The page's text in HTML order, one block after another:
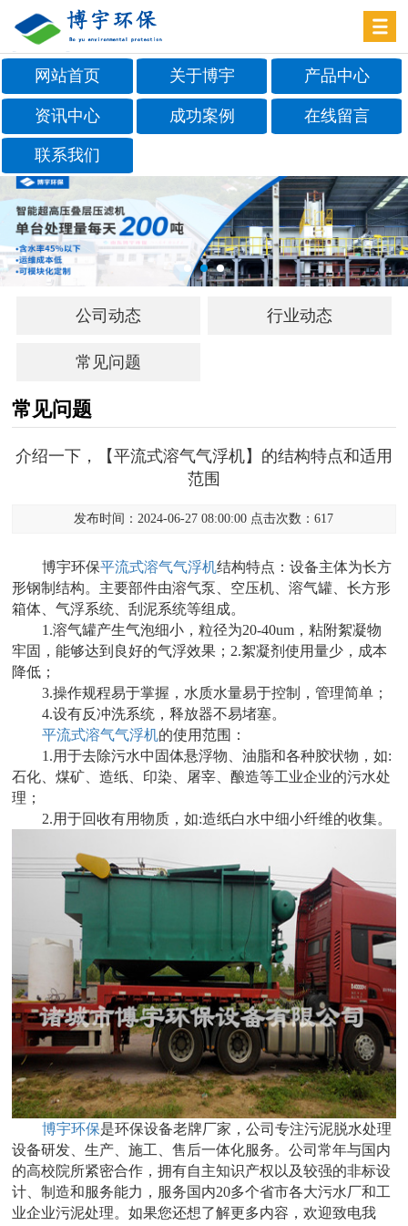
网站首页 关于博宇 产品中心
资讯中心 成功案例 在线留言
联系我们
公司动态 行业动态
常见问题
常见问题
介绍一下，【平流式溶气气浮机】的结构特点和适用
范围
发布时间：2024-06-27 08:00:00 点击次数：617
博宇环保平流式溶气气浮机结构特点：设备主体为长方
形钢制结构。主要部件由溶气泵、空压机、溶气罐、长方形
箱体、气浮系统、刮泥系统等组成。
1.溶气罐产生气泡细小，粒径为20-40um，粘附絮凝物
牢固，能够达到良好的气浮效果；2.絮凝剂使用量少，成本
降低；
3.操作规程易于掌握，水质水量易于控制，管理简单；
4.设有反冲洗系统，释放器不易堵塞。
平流式溶气气浮机的使用范围：
1.用于去除污水中固体悬浮物、油脂和各种胶状物，如:
石化、煤矿、造纸、印染、屠宰、酿造等工业企业的污水处
理；
2.用于回收有用物质，如:造纸白水中细小纤维的收集。
博宇环保是环保设备老牌厂家，公司专注污泥脱水处理
设备研发、生产、施工、售后一体化服务。公司常年与国内
的高校院所紧密合作，拥有自主知识产权以及较强的非标设
计、制造和服务能力，服务国内20多个省市各大污水厂和工
业企业污泥处理。如果您还想了解更多内容，欢迎致电我